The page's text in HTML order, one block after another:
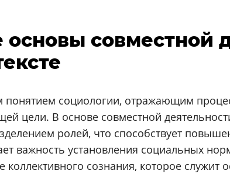
основы совместной
понятием социологии, отражающим
цели. В основе совместной
ролей, что способствует
важность установления социальных
сознания, которое